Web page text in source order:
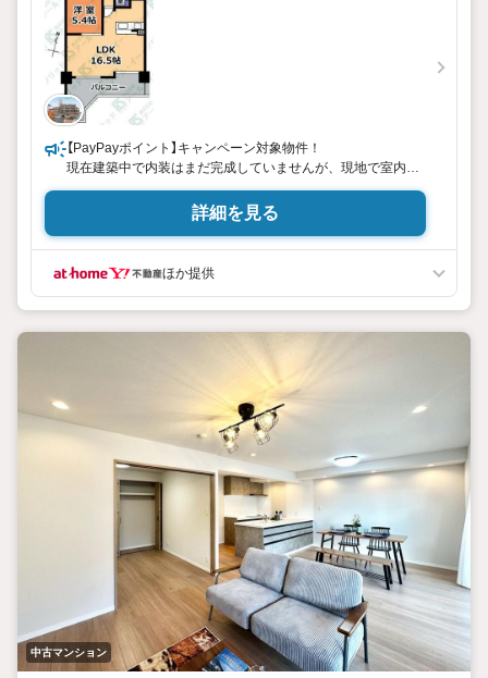
【PayPayポイント】キャンペーン対象物件！
現在建築中で内装はまだ完成していませんが、現地で室内の
部屋の広さ・間取りをご確認いただけます。
同等設備・仕様の完成物件もご案内できます！
■ 室内全改装中で、綺麗になります！
■ 全居室5.2帖以上なので、居室として充分です。
■ 川沿いに位置するため、眺望が良く、川や風の流れ等、
■ 売主が業者なので、設備等保証がつくので安心です。（有
期限）
■ 海田東小学校・海田中学校
【支払例】借入金額 2,290万円 の場合
■ 支払金額 月額 63,846円（ボーナス払いなし）
※ 金利 0.925％（変動）期間35年の場合
（ 別途、購入時の諸費用、月々の管理費・修繕積立金・駐
車料金が必要となります。）
【物件情報の他、検討地域の3つの情報もご提供します！】
■ ハザードマップ
■ 生活施設情報
■ 周辺の統計情報
詳細を見る
ほか提供
中古マンション